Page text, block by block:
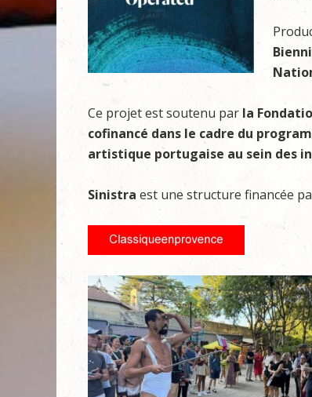
Ce projet est soutenu par la
cofinancé dans le cadre du
artistique portugaise au sein des
Sinistra est une structure financée